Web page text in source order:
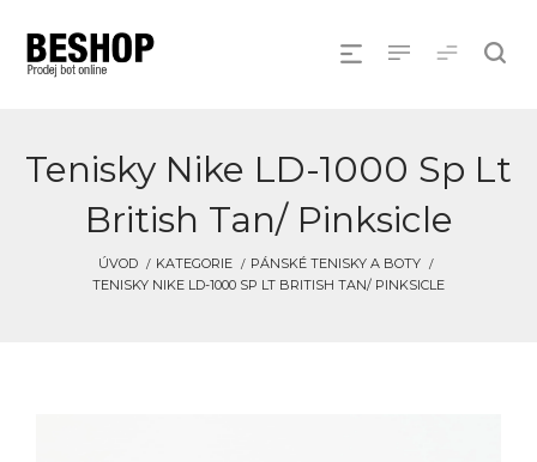
Tenisky Nike LD-1000 Sp Lt
British Tan/ Pinksicle
ÚVOD KATEGORIE
PÁNSKÉ TENISKY A BOTY
TENISKY NIKE LD-1000 SP LT BRITISH TAN/ PINKSICLE